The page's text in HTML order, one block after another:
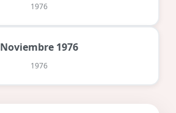
1976
Noviembre 1976
1976